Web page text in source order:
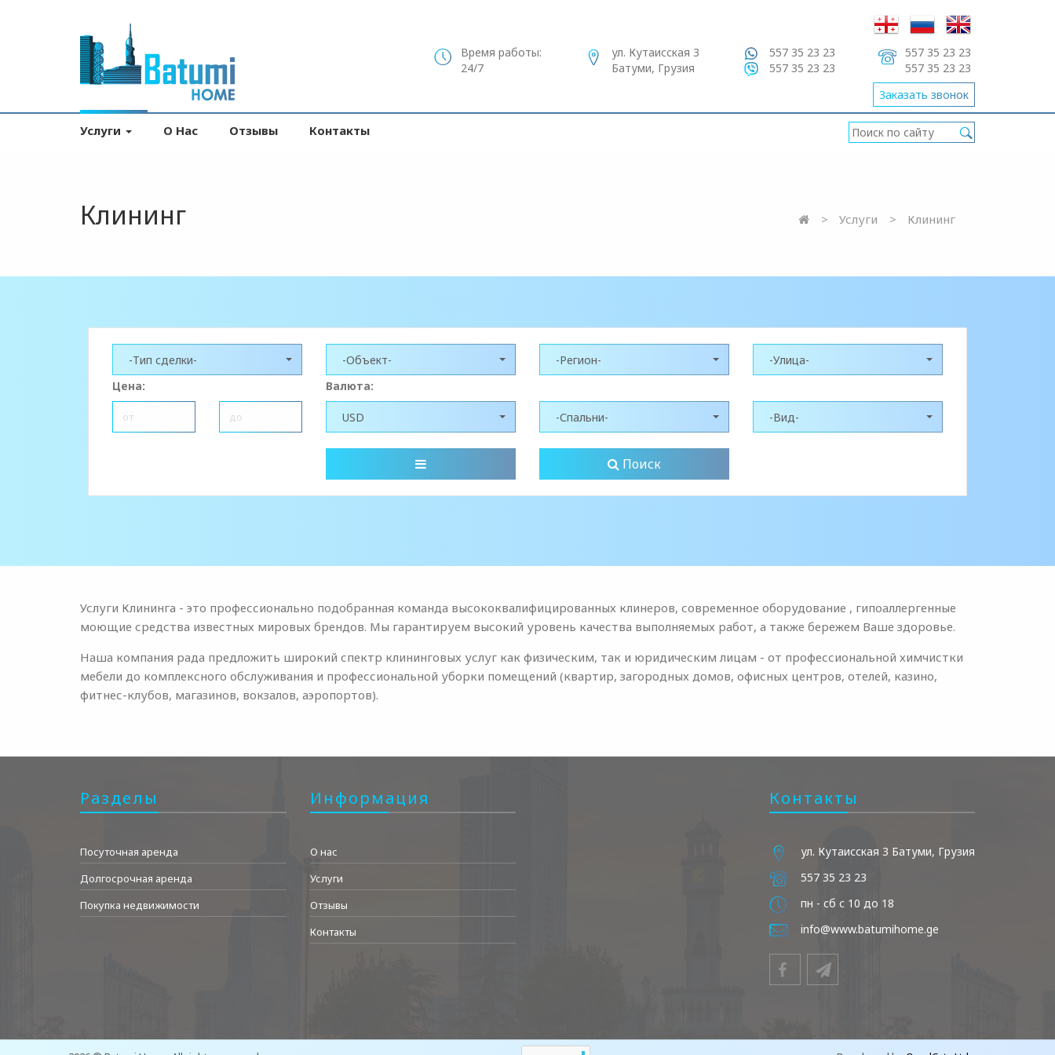
Время работы:
24/7
ул. Кутаисская 3
Батуми, Грузия
557 35 23 23
557 35 23 23
557 35 23 23
557 35 23 23
Заказать звонок
Услуги О Нас Отзывы Контакты
Клининг Услуги Клининг
-Тип сделки- -Объект- -Регион-
-Улица-
Цена:
Валюта:
USD -Спальни- -Вид-
Поиск
Услуги Клининга - это профессионально подобранная команда высококвалифицированных клинеров, современное оборудование , гипоаллергенные
моющие средства известных мировых брендов. Мы гарантируем высокий уровень качества выполняемых работ, а также бережем Ваше здоровье.
Наша компания рада предложить широкий спектр клининговых услуг как физическим, так и юридическим лицам - от профессиональной химчистки
мебели до комплексного обслуживания и профессиональной уборки помещений (квартир, загородных домов, офисных центров, отелей, казино,
фитнес-клубов, магазинов, вокзалов, аэропортов).
Разделы
Посуточная аренда
Долгосрочная аренда
Покупка недвижимости
Информация
О нас
Услуги
Отзывы
Контакты
Контакты
ул. Кутаисская 3 Батуми, Грузия
557 35 23 23
пн - сб с 10 до 18
info@www.batumihome.ge